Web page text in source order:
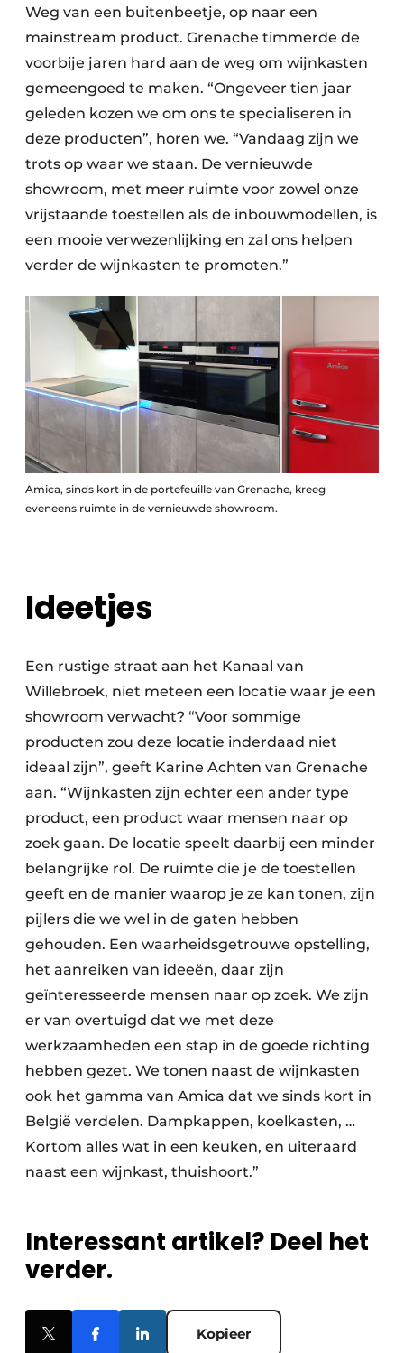
Weg van een buitenbeetje, op naar een
mainstream product. Grenache timmerde de
voorbije jaren hard aan de weg om wijnkasten
gemeengoed te maken. “Ongeveer tien jaar
geleden kozen we om ons te specialiseren in
deze producten”, horen we. “Vandaag zijn we
trots op waar we staan. De vernieuwde
showroom, met meer ruimte voor zowel onze
vrijstaande toestellen als de inbouwmodellen, is
een mooie verwezenlijking en zal ons helpen
verder de wijnkasten te promoten.”
Amica, sinds kort in de portefeuille van Grenache, kreeg
eveneens ruimte in de vernieuwde showroom.
Ideetjes
Een rustige straat aan het Kanaal van
Willebroek, niet meteen een locatie waar je een
showroom verwacht? “Voor sommige
producten zou deze locatie inderdaad niet
ideaal zijn”, geeft Karine Achten van Grenache
aan. “Wijnkasten zijn echter een ander type
product, een product waar mensen naar op
zoek gaan. De locatie speelt daarbij een minder
belangrijke rol. De ruimte die je de toestellen
geeft en de manier waarop je ze kan tonen, zijn
pijlers die we wel in de gaten hebben
gehouden. Een waarheidsgetrouwe opstelling,
het aanreiken van ideeën, daar zijn
geïnteresseerde mensen naar op zoek. We zijn
er van overtuigd dat we met deze
werkzaamheden een stap in de goede richting
hebben gezet. We tonen naast de wijnkasten
ook het gamma van Amica dat we sinds kort in
België verdelen. Dampkappen, koelkasten, …
Kortom alles wat in een keuken, en uiteraard
naast een wijnkast, thuishoort.”
Interessant artikel? Deel het
verder.
Kopieer